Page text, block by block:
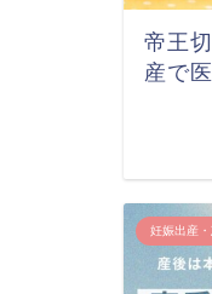
帝王
産で
妊娠出産